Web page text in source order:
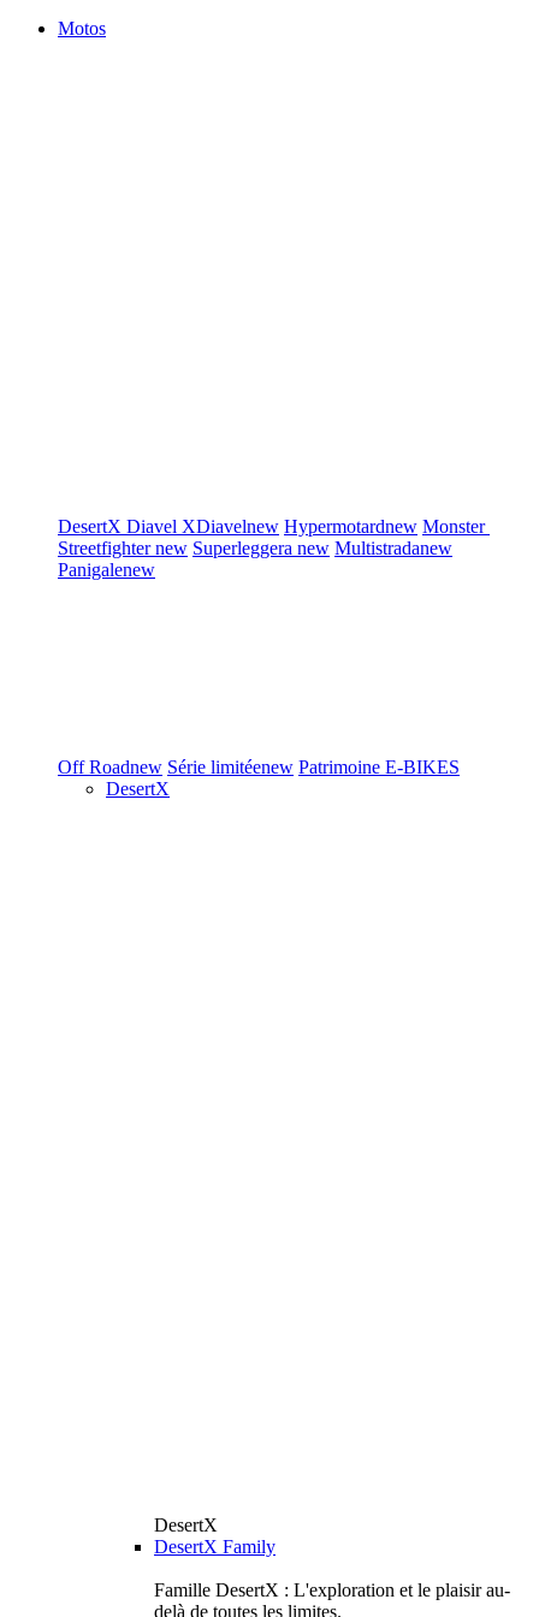
Motos
DesertX Diavel XDiavelnew Hypermotardnew Monster
Streetfighternew Superleggera new Multistradanew
Panigalenew
Off Roadnew Série limitéenew Patrimoine E-BIKES
DesertX
DesertX
DesertX Family
Famille DesertX : L'exploration et le plaisir au-
delà de toutes les limites.